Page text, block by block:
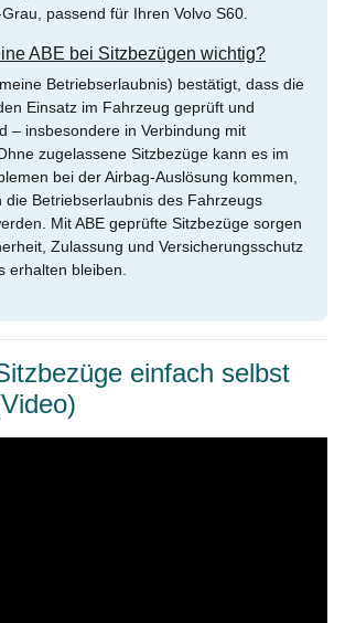
passend für Ihren Volvo S60.
ABE bei Sitzbezügen wichtig?
Betriebserlaubnis) bestätigt, dass die
Einsatz im Fahrzeug geprüft und
– insbesondere in Verbindung mit
zugelassene Sitzbezüge kann es im
bei der Airbag-Auslösung kommen,
die Betriebserlaubnis des Fahrzeugs
Mit ABE geprüfte Sitzbezüge sorgen
Zulassung und Versicherungsschutz
erhalten bleiben.
einfach selbst